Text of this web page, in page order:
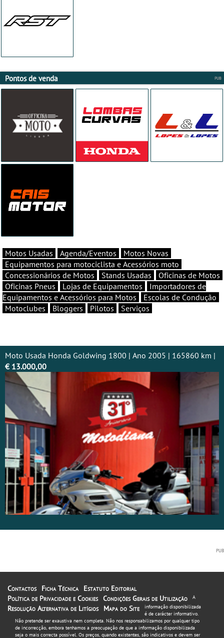
Pontos de venda
Motos Usadas Agenda/Eventos
Motos Novas
Equipamentos para motociclista e Acessórios moto
Concessionários de Motos
Stands Usadas
Oficinas de Motos
Oficinas Pneus
Lojas de Equipamentos
Importadores de
Equipamentos e Acessórios para Motos
Escolas de Condução
Motoclubes
Bloggers Pilotos Serviços
Moto Usada Honda Goldwing 1800 | Ano 2005 | 165860 km |
€ 13.000,00
Contactos Ficha Técnica
Estatuto Editorial
Política de Privacidade e Cookies Condições Gerais de Utilização
Resolução Alternativa de Litígios
Mapa do Site
A
informação disponibilizada
é de carácter informativo.
Não pretende ser exaustiva nem completa. Não nos responsabilizamos por qualquer tipo
de incorrecção, embora tenhamos a preocupação de que a informação disponibilizada
seja o mais correcta possível. Os preços, quando existentes, são indicativos e devem ser